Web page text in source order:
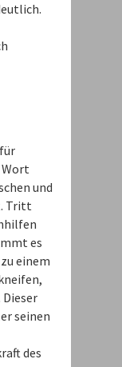
Wort
und
Tritt
es
einem
Dieser
seinen
des